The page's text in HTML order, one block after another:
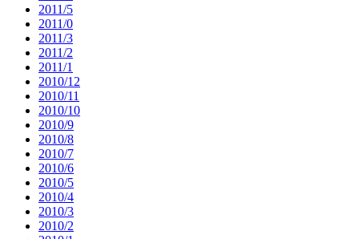
2011/5
2011/0
2011/3
2011/2
2011/1
2010/12
2010/11
2010/10
2010/9
2010/8
2010/7
2010/6
2010/5
2010/4
2010/3
2010/2